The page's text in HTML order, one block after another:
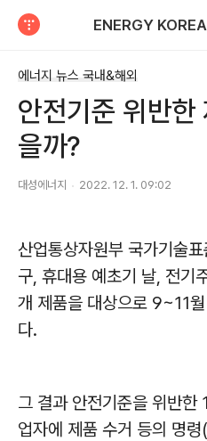
에너지 뉴스 국내&해외
안전기준 위반한
을까?
대성에너지 2022. 12. 1. 09:02
산업통상자원부 국가기술
구, 휴대용 예초기 날, 전기
개 제품을 대상으로 9~11
다.
그 결과 안전기준을 위반한
업자에 제품 수거 등의 명령(